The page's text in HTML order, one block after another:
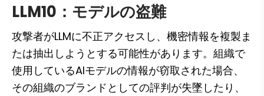
LLM10：モデルの盗難
攻撃者がLLMに不正アクセスし、機密情報を複製ま
たは抽出しようとする可能性があります。組織で
使用しているAIモデルの情報が窃取された場合、
その組織のブランドとしての評判が失墜したり、